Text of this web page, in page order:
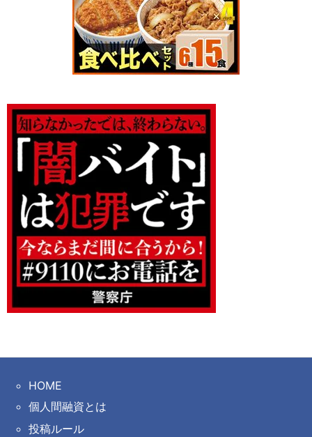
HOME
個人間融資とは
投稿ルール